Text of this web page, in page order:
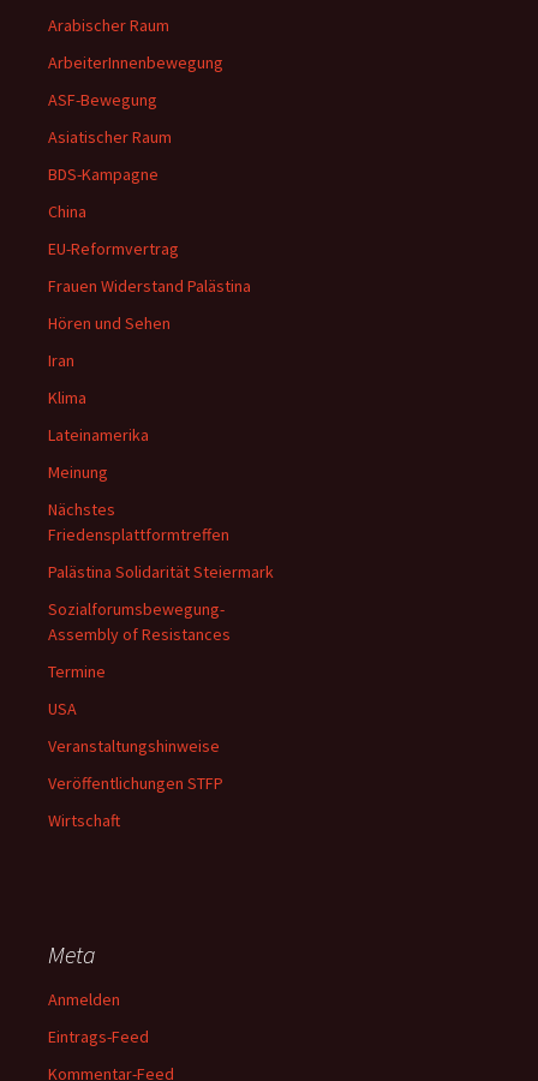
Arabischer Raum
ArbeiterInnenbewegung
ASF-Bewegung
Asiatischer Raum
BDS-Kampagne
China
EU-Reformvertrag
Frauen Widerstand Palästina
Hören und Sehen
Iran
Klima
Lateinamerika
Meinung
Nächstes
Friedensplattformtreffen
Palästina Solidarität Steiermark
Sozialforumsbewegung-
Assembly of Resistances
Termine
USA
Veranstaltungshinweise
Veröffentlichungen STFP
Wirtschaft
Meta
Anmelden
Eintrags-Feed
Kommentar-Feed